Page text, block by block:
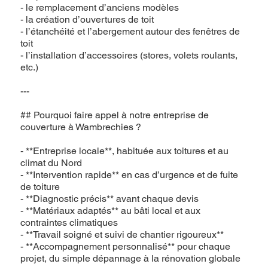
- le remplacement d’anciens modèles
- la création d’ouvertures de toit
- l’étanchéité et l’abergement autour des fenêtres de
toit
- l’installation d’accessoires (stores, volets roulants,
etc.)
---
## Pourquoi faire appel à notre entreprise de
couverture à Wambrechies ?
- **Entreprise locale**, habituée aux toitures et au
climat du Nord
- **Intervention rapide** en cas d’urgence et de fuite
de toiture
- **Diagnostic précis** avant chaque devis
- **Matériaux adaptés** au bâti local et aux
contraintes climatiques
- **Travail soigné et suivi de chantier rigoureux**
- **Accompagnement personnalisé** pour chaque
projet, du simple dépannage à la rénovation globale